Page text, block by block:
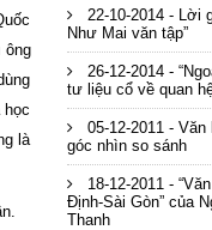
ông
học
là
22-10-2014 - Lời
Như Mai văn tập”
26-12-2014 -
tư liệu cổ về quan
05-12-2011 -
góc nhìn so sánh
18-12-2011 -
Định-Sài Gòn” của
Thanh